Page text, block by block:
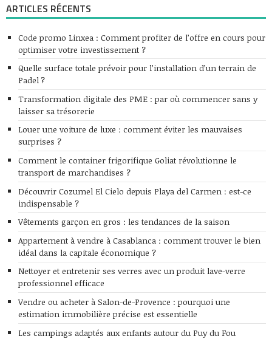
ARTICLES RÉCENTS
Code promo Linxea : Comment profiter de l’offre en cours pour
optimiser votre investissement ?
Quelle surface totale prévoir pour l’installation d’un terrain de
Padel ?
Transformation digitale des PME : par où commencer sans y
laisser sa trésorerie
Louer une voiture de luxe : comment éviter les mauvaises
surprises ?
Comment le container frigorifique Goliat révolutionne le
transport de marchandises ?
Découvrir Cozumel El Cielo depuis Playa del Carmen : est-ce
indispensable ?
Vêtements garçon en gros : les tendances de la saison
Appartement à vendre à Casablanca : comment trouver le bien
idéal dans la capitale économique ?
Nettoyer et entretenir ses verres avec un produit lave-verre
professionnel efficace
Vendre ou acheter à Salon-de-Provence : pourquoi une
estimation immobilière précise est essentielle
Les campings adaptés aux enfants autour du Puy du Fou